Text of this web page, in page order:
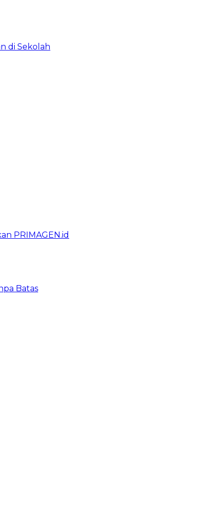
di Sekolah
PRIMAGEN.id
Batas